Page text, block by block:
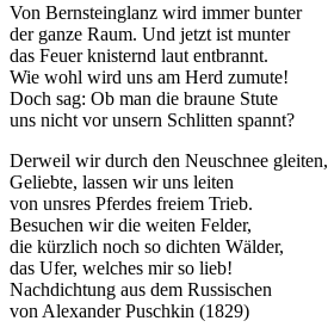
Von Bernsteinglanz wird immer bunter
der ganze Raum. Und jetzt ist munter
das Feuer knisternd laut entbrannt.
Wie wohl wird uns am Herd zumute!
Doch sag: Ob man die braune Stute
uns nicht vor unsern Schlitten spannt?
Derweil wir durch den Neuschnee gleiten,
Geliebte, lassen wir uns leiten
von unsres Pferdes freiem Trieb.
Besuchen wir die weiten Felder,
die kürzlich noch so dichten Wälder,
das Ufer, welches mir so lieb!
Nachdichtung aus dem Russischen
von Alexander Puschkin (1829)